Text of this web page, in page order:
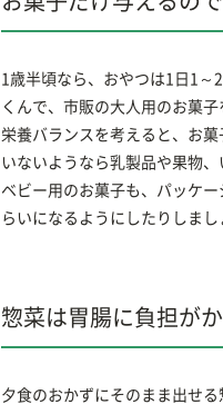
1歳半頃なら、おやつは1日1～
くんで、市販の大人用のお菓
栄養バランスを考えると、お
いないようなら乳製品や果物
ベビー用のお菓子も、パッケ
らいになるようにしたりしまし
惣菜は胃腸に負担が
夕食のおかずにそのまま出せ